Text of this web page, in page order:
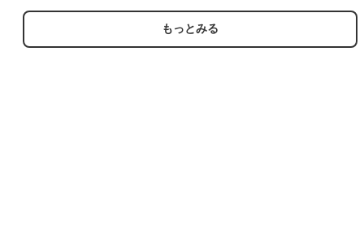
ン USA製 タロン ネイビ
もっとみる